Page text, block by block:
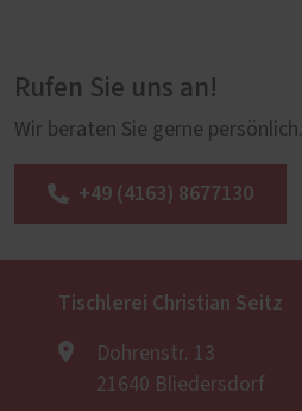
Rufen Sie uns an!
Wir beraten Sie gerne persönlich.
+49 (4163) 8677130
Tischlerei Christian Seitz
Dohrenstr. 13
21640 Bliedersdorf